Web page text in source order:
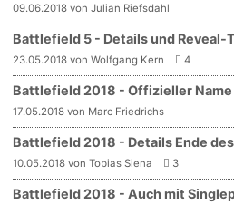
09.06.2018 von Julian Riefsdahl
Battlefield 5 - Details und
23.05.2018 von Wolfgang Kern 4
Battlefield 2018 - Offizieller
17.05.2018 von Marc Friedrichs
Battlefield 2018 - Details Ende
10.05.2018 von Tobias Siena 3
Battlefield 2018 - Auch mit